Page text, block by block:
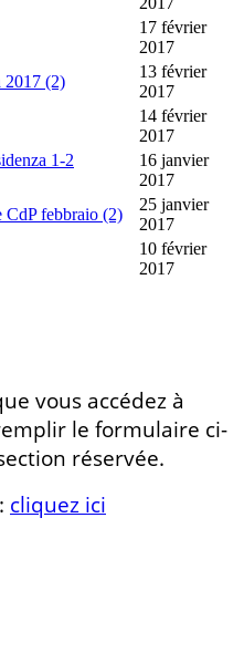
17 février
2017
2017 (2)
13 février
2017
14 février
2017
1-2
16 janvier
2017
febbraio (2)
25 janvier
2017
10 février
2017
vous accédez à
le formulaire ci-
réservée.
cliquez ici